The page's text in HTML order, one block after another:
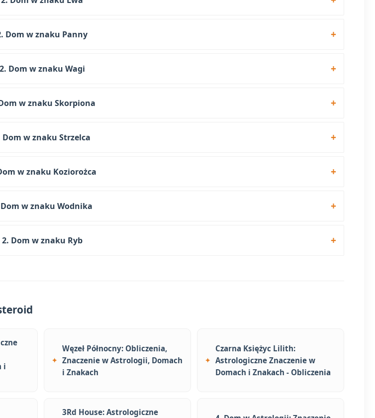
Dom w znaku Panny
2. Dom w znaku Wagi
w znaku Skorpiona
Dom w znaku Strzelca
w znaku Koziorożca
w znaku Wodnika
2. Dom w znaku Ryb
i
Węzeł Północny: Obliczenia,
Znaczenie w Astrologii, Domach
i Znakach
Czarna Księżyc Lilith:
Astrologiczne Znaczenie w
Domach i Znakach - Obliczenia
3Rd House: Astrologiczne